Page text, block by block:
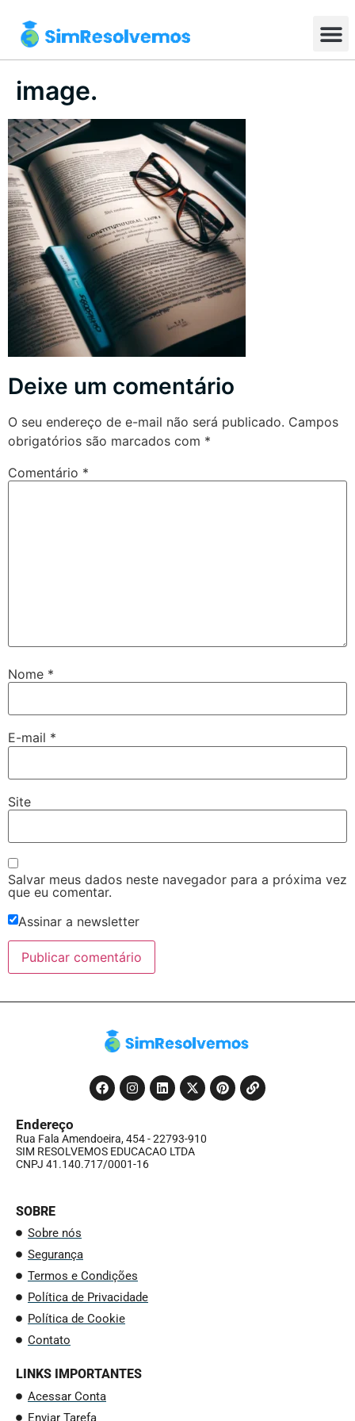
image.
Deixe um comentário
O seu endereço de e-mail não será publicado. Campos
obrigatórios são marcados com *
Comentário *
Nome *
E-mail *
Site
Salvar meus dados neste navegador para a próxima vez
que eu comentar.
Assinar a newsletter
Endereço
Rua Fala Amendoeira, 454 - 22793-910
SIM RESOLVEMOS EDUCACAO LTDA
CNPJ 41.140.717/0001-16
SOBRE
Sobre nós
Segurança
Termos e Condições
Política de Privacidade
Política de Cookie
Contato
LINKS IMPORTANTES
Acessar Conta
Enviar Tarefa